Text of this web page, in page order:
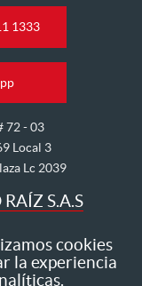
1333
72 - 03
Local 3
Lc 2039
S.A.S
avalúo y
cookies
la experiencia